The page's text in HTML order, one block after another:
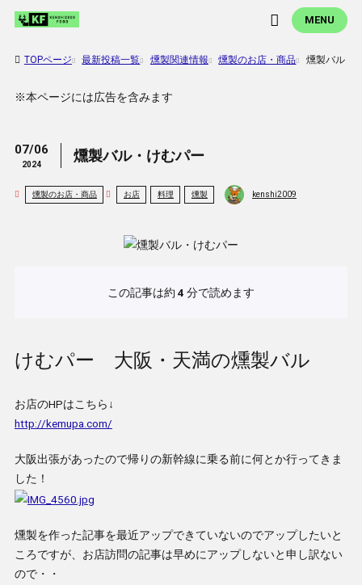
MENU
TOPページ 最新投稿一覧 燻製関連情報 燻製のお店・商品 燻製バル・
※本ページには広告を含みます
07/06
2024
燻製バル・けむパー
燻製のお店・商品 お店 料理 燻製 kenshi2009
この記事は約 4 分で読めます
けむパー 大阪・天満の燻製バル
お店のHPはこちら↓
http://kemupa.com/
大阪出張があったので帰りの新幹線に乗る前に何とか行ってきま
した！
燻製を作った記事を最近アップできていないのでアップしたいと
ころですが、お店訪問の記事は早めにアップしないと申し訳ない
ので・・